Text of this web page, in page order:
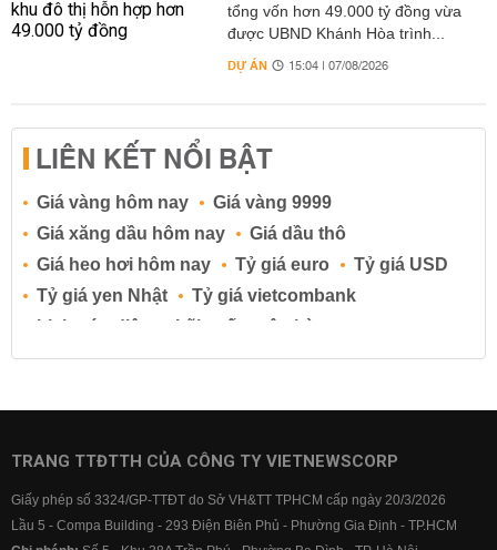
tổng vốn hơn 49.000 tỷ đồng vừa
được UBND Khánh Hòa trình...
DỰ ÁN 15:04 | 07/08/2026
LIÊN KẾT NỔI BẬT
Giá vàng hôm nay
Giá vàng 9999
Giá xăng dầu hôm nay
Giá dầu thô
Giá heo hơi hôm nay
Tỷ giá euro
Tỷ giá USD
Tỷ giá yen Nhật
Tỷ giá vietcombank
Lịch cúp điện
Lãi suất ngân hàng
Lãi suất tiết kiệm
Lãi suất tiền gửi
Lãi suất ngân hàng BIDV
Lãi suất ngân hàng Vietcombank
TRANG TTĐTTH CỦA CÔNG TY VIETNEWSCORP
Giấy phép số 3324/GP-TTĐT do Sở VH&TT TPHCM cấp ngày 20/3/2026
Lầu 5 - Compa Building - 293 Điện Biên Phủ - Phường Gia Định - TP.HCM